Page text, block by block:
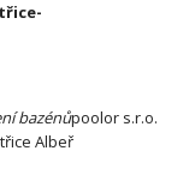
bazénůpoolor s.r.o.
Albeř